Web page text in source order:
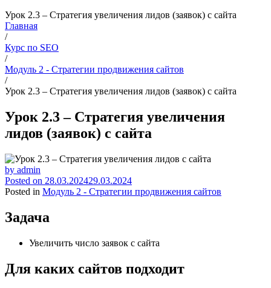
Урок 2.3 – Стратегия увеличения лидов (заявок) с сайта
Главная
/
Курс по SEO
/
Модуль 2 - Стратегии продвижения сайтов
/
Урок 2.3 – Стратегия увеличения лидов (заявок) с сайта
Урок 2.3 – Стратегия увеличения
лидов (заявок) с сайта
by admin
Posted on 28.03.202429.03.2024
Posted in Модуль 2 - Стратегии продвижения сайтов
Задача
Увеличить число заявок с сайта
Для каких сайтов подходит